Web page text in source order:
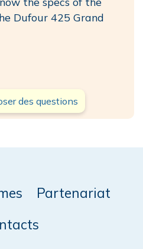
Dufour 425 Grand
des questions
Partenariat